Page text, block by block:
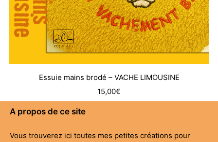
Essuie mains brodé – VACHE LIMOUSINE
15,00€
A propos de ce site
Vous trouverez ici toutes mes petites créations pour